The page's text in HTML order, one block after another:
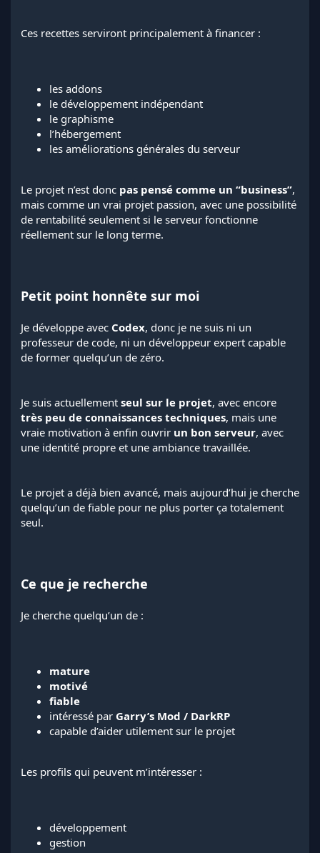
Ces recettes serviront principalement à financer :
les addons
le développement indépendant
le graphisme
l’hébergement
les améliorations générales du serveur
Le projet n’est donc pas pensé comme un “business”,
mais comme un vrai projet passion, avec une possibilité
de rentabilité seulement si le serveur fonctionne
réellement sur le long terme.
Petit point honnête sur moi
Je développe avec Codex, donc je ne suis ni un
professeur de code, ni un développeur expert capable
de former quelqu’un de zéro.
Je suis actuellement seul sur le projet, avec encore
très peu de connaissances techniques, mais une
vraie motivation à enfin ouvrir un bon serveur, avec
une identité propre et une ambiance travaillée.
Le projet a déjà bien avancé, mais aujourd’hui je cherche
quelqu’un de fiable pour ne plus porter ça totalement
seul.
Ce que je recherche
Je cherche quelqu’un de :
mature
motivé
fiable
intéressé par Garry’s Mod / DarkRP
capable d’aider utilement sur le projet
Les profils qui peuvent m’intéresser :
développement
gestion